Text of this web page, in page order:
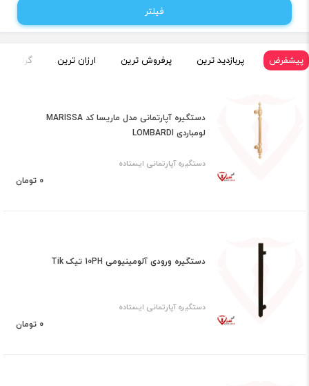
فیلتر
پیشفرض پربازدید ترین پرفروش ترین ارزان ترین گران
دستگیره آپارتمانی مدل ماریسا کد MARISSA
لومباردی LOMBARDI
دستگیره آپارتمانی ایستاده
0 تومان
دستگیره ورودی آلومینیومی 10PH تیک Tik
دستگیره آپارتمانی ایستاده
0 تومان